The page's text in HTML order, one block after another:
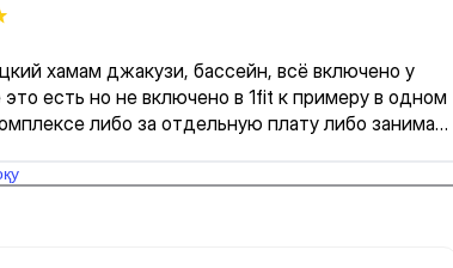
хамам джакузи, бассейн, всё включено у
это есть но не включено в 1fit к примеру в одном
либо за отдельную плату либо занимать
не вниз!Всем